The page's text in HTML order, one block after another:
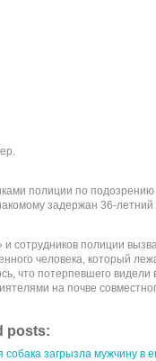
полиции по
задержан 36-летний
и сотрудников полиции
человека, который
что потерпевшего
на почве
posts:
собака загрызла мужчину в